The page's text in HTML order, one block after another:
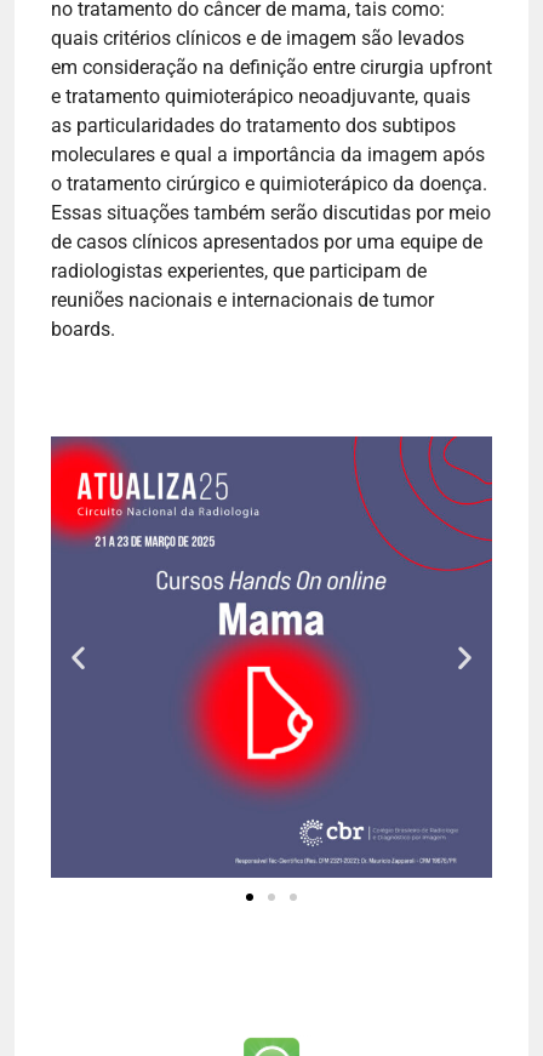
no tratamento do câncer de mama, tais como:
quais critérios clínicos e de imagem são levados
em consideração na definição entre cirurgia upfront
e tratamento quimioterápico neoadjuvante, quais
as particularidades do tratamento dos subtipos
moleculares e qual a importância da imagem após
o tratamento cirúrgico e quimioterápico da doença.
Essas situações também serão discutidas por meio
de casos clínicos apresentados por uma equipe de
radiologistas experientes, que participam de
reuniões nacionais e internacionais de tumor
boards.